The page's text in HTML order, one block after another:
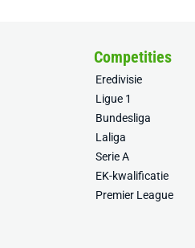
Competities
Eredivisie
Ligue 1
Bundesliga
Laliga
Serie A
EK-kwalificatie
Premier League